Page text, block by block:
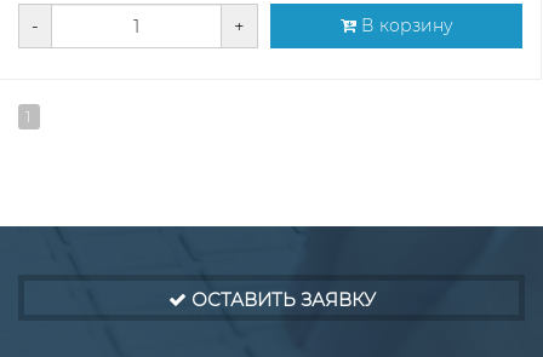
- + В корзину
1
ОСТАВИТЬ ЗАЯВКУ